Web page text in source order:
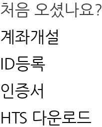
처음 오셨나요?
계좌개설
ID등록
인증서
HTS 다운로드